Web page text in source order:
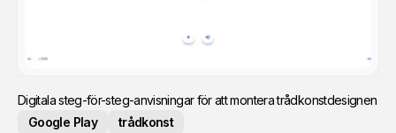
Digitala steg-för-steg-anvisningar för att montera trådkonstdesignen
Google Play
trådkonst